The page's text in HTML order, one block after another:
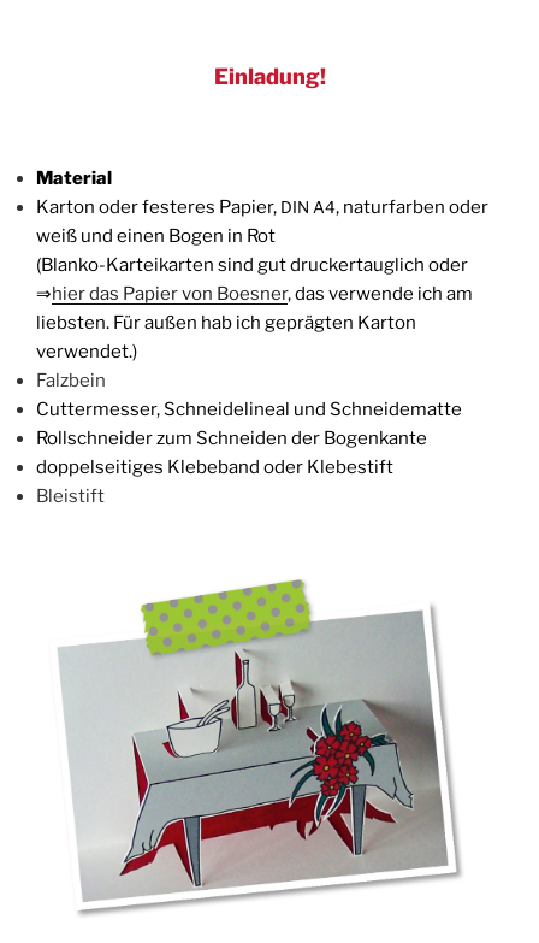
Einladung!
Mate­ri­al
Kar­ton oder fes­te­res Papier, DIN A4, natur­far­ben oder
weiß und einen Bogen in Rot
(Blan­ko-Kar­tei­kar­ten sind gut dru­cker­taug­lich oder
⇒hier das Papier von Boes­ner, das ver­wen­de ich am
liebs­ten. Für außen hab ich gepräg­ten Kar­ton
verwendet.)
Falz­bein
Cut­ter­mes­ser, Schnei­de­line­al und Schneidematte
Roll­schnei­der zum Schnei­den der Bogenkante
dop­pel­sei­ti­ges Kle­be­band oder Klebestift
Blei­stift